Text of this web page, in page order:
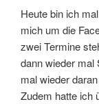
Heute bin ich
mich um die
zwei Termine
dann wieder mal
mal wieder
Zudem hatte ich